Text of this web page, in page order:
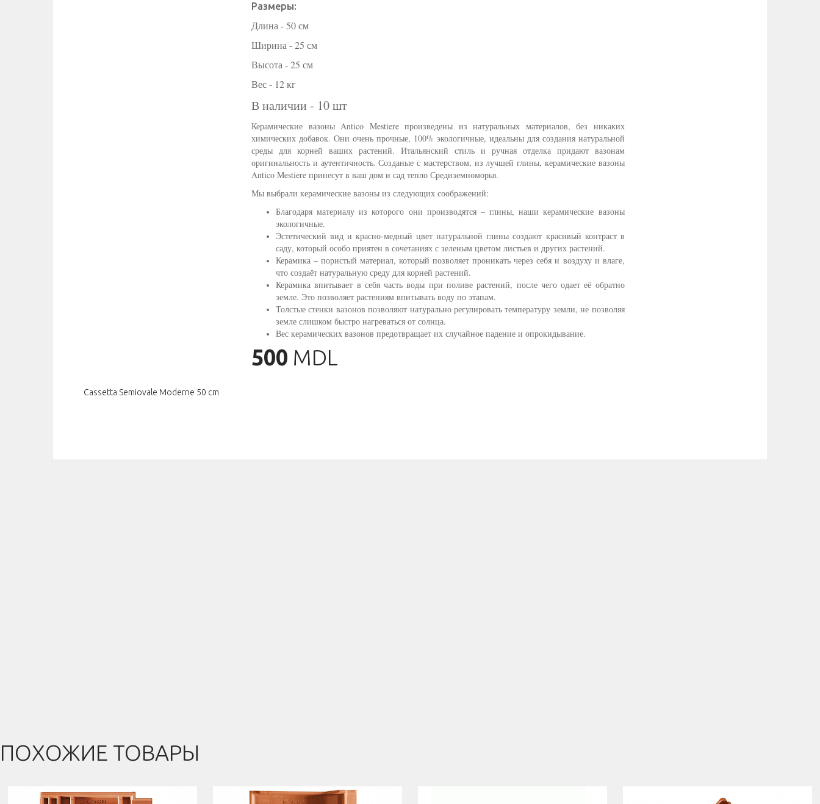
Размеры:
Длина - 50 см
Ширина - 25 см
Высота - 25 см
Вес - 12 кг
В наличии - 10 шт
Керамические вазоны Antico Mestiere произведены из натуральных материалов, без никаких
химических добавок. Они очень прочные, 100% экологичные, идеальны для создания натуральной
среды для корней ваших растений. Итальянский стиль и ручная отделка придают вазонам
оригинальность и аутентичность. Созданые с мастерством, из лучшей глины, керамические вазоны
Antico Mestiere принесут в ваш дом и сад тепло Средиземноморья.
Мы выбрали керамические вазоны из следующих соображений:
Благодаря материалу из которого они производятся – глины, наши керамические вазоны
экологичные.
Эстетический вид и красно-медный цвет натуральной глины создают красивый контраст в
саду, который особо приятен в сочетаниях с зеленым цветом листьев и других растений.
Керамика – пористый материал, который позволяет проникать через себя и воздуху и влаге,
что создаёт натуральную среду для корней растений.
Керамика впитывает в себя часть воды при поливе растений, после чего одает её обратно
земле. Это позволяет растениям впитывать воду по этапам.
Толстые стенки вазонов позволяют натурально регулировать температуру земли, не позволяя
земле слишком быстро нагреваться от солнца.
Вес керамических вазонов предотвращает их случайное падение и опрокидывание.
500 MDL
Cassetta Semiovale Moderne 50 cm
ПОХОЖИЕ ТОВАРЫ